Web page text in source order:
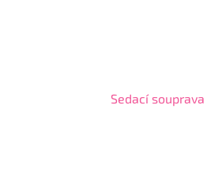
Sedací souprava